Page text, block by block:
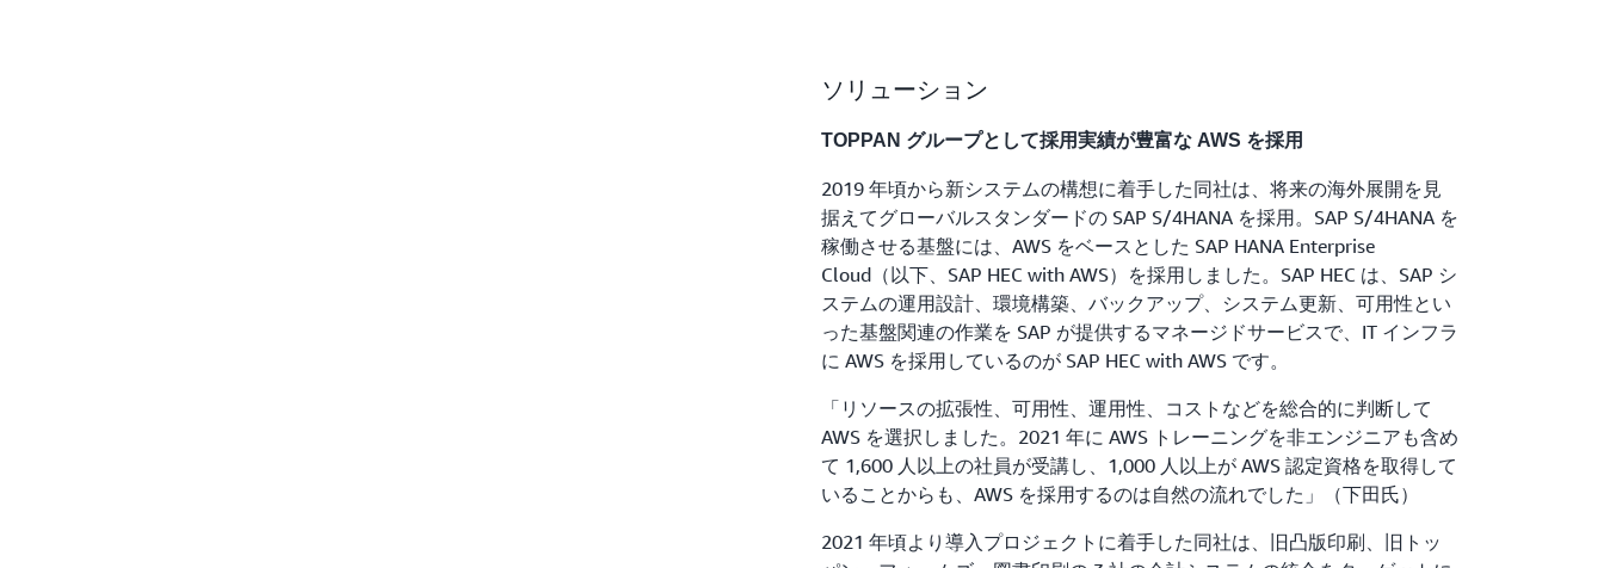
ソリューション
TOPPAN グループとして採用実績が豊富な AWS を採用
2019 年頃から新システムの構想に着手した同社は、将来の海外展開を見
据えてグローバルスタンダードの SAP S/4HANA を採用。SAP S/4HANA を
稼働させる基盤には、AWS をベースとした SAP HANA Enterprise
Cloud（以下、SAP HEC with AWS）を採用しました。SAP HEC は、SAP シ
ステムの運用設計、環境構築、バックアップ、システム更新、可用性とい
った基盤関連の作業を SAP が提供するマネージドサービスで、IT インフラ
に AWS を採用しているのが SAP HEC with AWS です。
「リソースの拡張性、可用性、運用性、コストなどを総合的に判断して
AWS を選択しました。2021 年に AWS トレーニングを非エンジニアも含め
て 1,600 人以上の社員が受講し、1,000 人以上が AWS 認定資格を取得して
いることからも、AWS を採用するのは自然の流れでした」（下田氏）
2021 年頃より導入プロジェクトに着手した同社は、旧凸版印刷、旧トッ